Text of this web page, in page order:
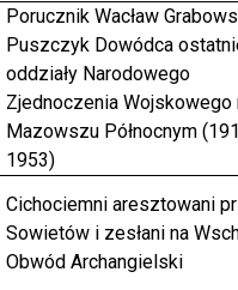
Porucznik Wacław
Puszczyk Dowódca
oddziały Narodowego
Zjednoczenia Wojskowego
Mazowszu Północnym
1953)
Cichociemni aresztowani
Sowietów i zesłani na
Obwód Archangielski